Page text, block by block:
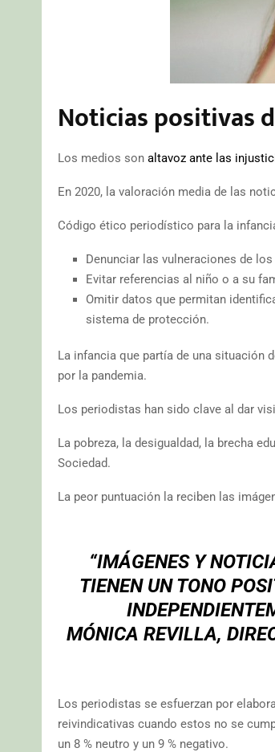
Noticias positivas
Los medios son altavoz ante las
En 2020, la valoración media de las
Código ético periodístico para la
Denunciar las vulneraciones de
Evitar referencias al niño o a su
Omitir datos que permitan
sistema de protección.
La infancia que partía de una situación
por la pandemia.
Los periodistas han sido clave al dar
La pobreza, la desigualdad, la brecha
Sociedad.
La peor puntuación la reciben las
“IMÁGENES Y
TIENEN UN TONO
MÓNICA REVILLA,
Los periodistas se esfuerzan por
reivindicativas cuando estos no se
un 8 % neutro y un 9 % negativo.